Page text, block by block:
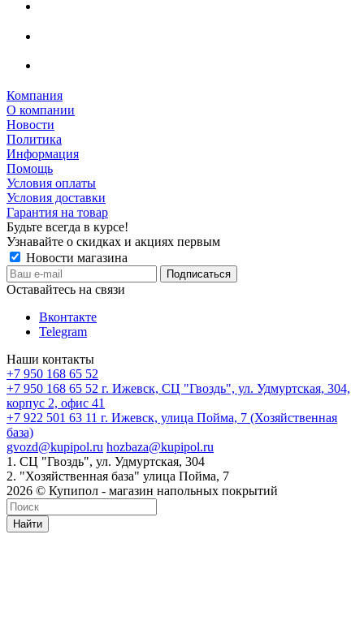
Компания
О компании
Новости
Политика
Информация
Помощь
Условия оплаты
Условия доставки
Гарантия на товар
Будьте всегда в курсе!
Узнавайте о скидках и акциях первым
Новости магазина
Оставайтесь на связи
Вконтакте
Telegram
Наши контакты
+7 950 168 65 52
+7 950 168 65 52 г. Ижевск, СЦ "Гвоздь", ул. Удмуртская, 304,
корпус 2, офис 41
+7 922 501 63 11 г. Ижевск, улица Пойма, 7 (Хозяйственная
база)
gvozd@kupipol.ru hozbaza@kupipol.ru
1. СЦ "Гвоздь", ул. Удмуртская, 304
2. "Хозяйственная база" улица Пойма, 7
2026 © Купипол - магазин напольных покрытий
Найти